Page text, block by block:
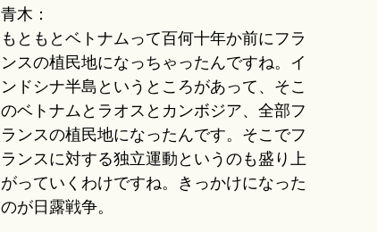
青木：
もともとベトナムって百何十年か前にフラ
ンスの植民地になっちゃったんですね。イ
ンドシナ半島というところがあって、そこ
のベトナムとラオスとカンボジア、全部フ
ランスの植民地になったんです。そこでフ
ランスに対する独立運動というのも盛り上
がっていくわけですね。きっかけになった
のが日露戦争。